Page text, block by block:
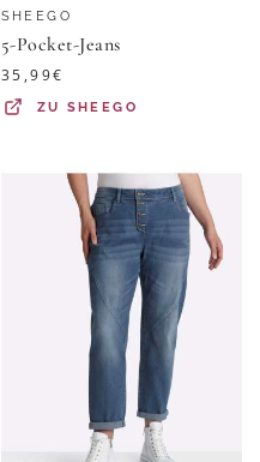
SHEEGO
5-Pocket-Jeans
35,99€
ZU SHEEGO